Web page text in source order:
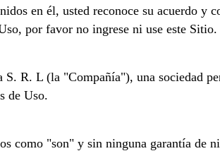
en él, usted reconoce su acuerdo y
por favor no ingrese ni use este
R. L (la "Compañía"), una sociedad
de Uso.
como "son" y sin ninguna garantía de